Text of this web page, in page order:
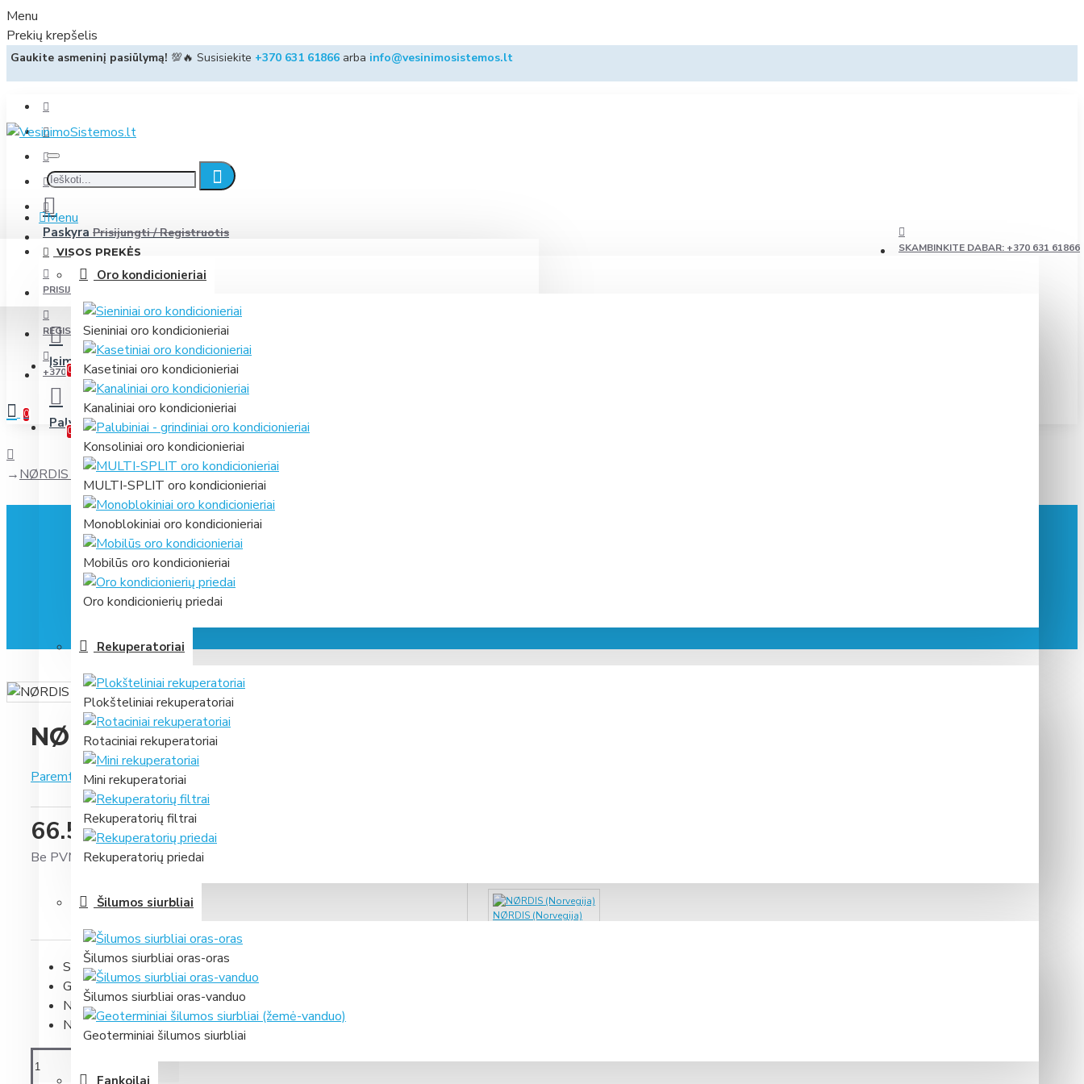
Menu
Prekių krepšelis
Gaukite asmeninį pasiūlymą! 💯🔥 Susisiekite +370 631 61866 arba info@vesinimosistemos.lt
SKAMBINKITE DABAR: +370 631 61866
Paskyra Prisijungti / Registruotis
Įsimintini Jūsų prekių sąrašas
0
PalygintiPrekių palyginimas
0
Menu
VISOS PREKĖS
Oro kondicionieriai
Sieniniai oro kondicionieriai
Kasetiniai oro kondicionieriai
Kanaliniai oro kondicionieriai
Konsoliniai oro kondicionieriai
MULTI-SPLIT oro kondicionieriai
Monoblokiniai oro kondicionieriai
Mobilūs oro kondicionieriai
Oro kondicionierių priedai
Rekuperatoriai
Plokšteliniai rekuperatoriai
Rotaciniai rekuperatoriai
Mini rekuperatoriai
Rekuperatorių filtrai
Rekuperatorių priedai
Šilumos siurbliai
Šilumos siurbliai oras-oras
Šilumos siurbliai oras-vanduo
Geoterminiai šilumos siurbliai
Fankoilai
PRISIJUNGTI
REGISTRUOTIS
+370 631 61866
0
NØRDIS NC-75A laidinis sieninis valdiklis
NØRDIS NC-75A laidinis sieninis valdiklis
Paremta 0 įvertinimais.-Parašyti įvertinimą
66.55 €
Be PVM: 55.00 €
NØRDIS (Norvegija)
Skaitmeninis LED ekranas
Gali būti įmontuojamas ir į ventiliatorinį konvektorių
Nuolatinės srovės (DC) ventiliatoriams
Naudojamas su palubiniais-grindiniaisNFF2įrenginiais